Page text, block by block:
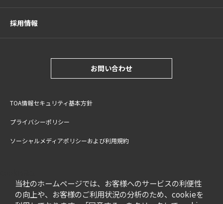
当社のホームページでは、お客様へのサービスの利便性
の向上や、お客様のご利用状況の分析のため、cookieを
採用情報
お問い合わせ
TOA情報セキュリティ基本方針
プライバシーポリシー
ソーシャルメディアポリシーおよび利用規約
特定商取引法に基づく表記